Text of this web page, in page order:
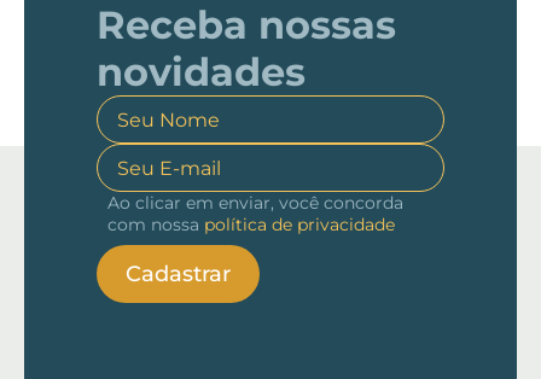
Receba nossas
novidades
Ao clicar em enviar, você concorda
com nossa política de privacidade
Cadastrar